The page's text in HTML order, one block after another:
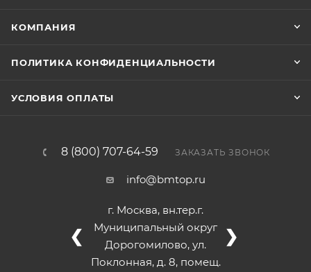
КОМПАНИЯ
ПОЛИТИКА КОНФИДЕНЦИАЛЬНОСТИ
УСЛОВИЯ ОПЛАТЫ
8 (800) 707-64-59 ЗАКАЗАТЬ ЗВОНОК
info@bmtop.ru
г. Москва, вн.тер.г.
Муниципальный округ
Дорогомилово, ул.
Поклонная, д. 8, помещ.
❮ ❯